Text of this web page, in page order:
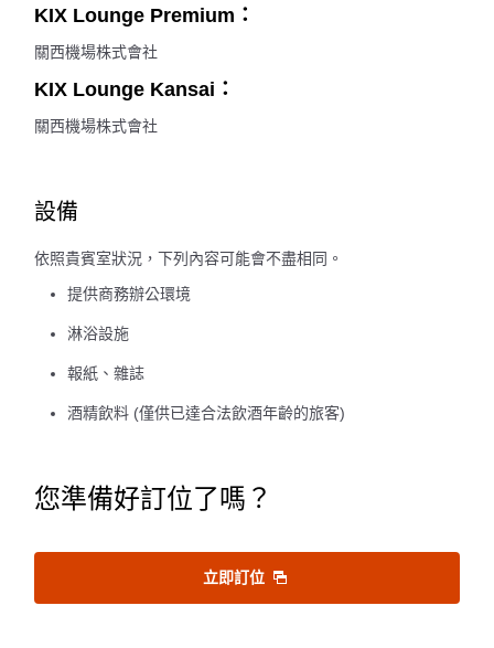
KIX Lounge Premium：
關西機場株式會社
KIX Lounge Kansai：
關西機場株式會社
設備
依照貴賓室狀況，下列內容可能會不盡相同。
提供商務辦公環境
淋浴設施
報紙、雜誌
酒精飲料 (僅供已達合法飲酒年齡的旅客)
您準備好訂位了嗎？
立即訂位